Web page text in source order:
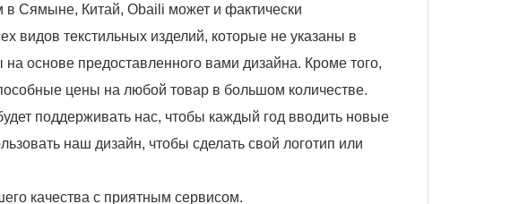
Сямыне, Китай, Obaili может и фактически
видов текстильных изделий, которые не указаны в
основе предоставленного вами дизайна. Кроме того,
цены на любой товар в большом количестве.
поддерживать нас, чтобы каждый год вводить новые
наш дизайн, чтобы сделать свой логотип или
качества с приятным сервисом.